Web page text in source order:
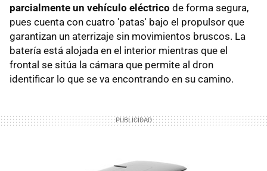
parcialmente un vehículo eléctrico de forma segura,
pues cuenta con cuatro 'patas' bajo el propulsor que
garantizan un aterrizaje sin movimientos bruscos. La
batería está alojada en el interior mientras que el
frontal se sitúa la cámara que permite al dron
identificar lo que se va encontrando en su camino.